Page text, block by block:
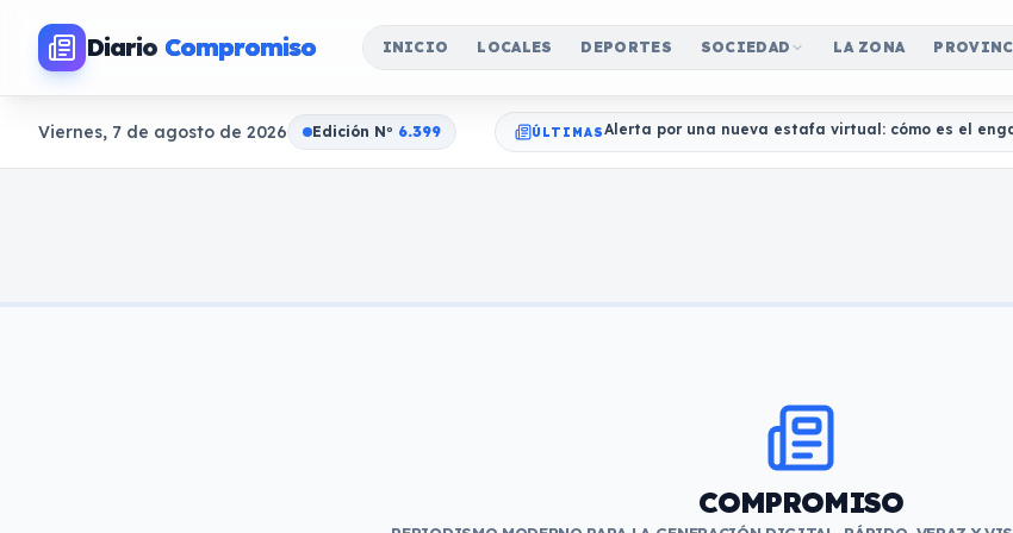
Diario Compromiso INICIO LOCALES DEPORTES SOCIEDAD LA ZONA
Viernes, 7 de agosto de 2026 Edición No 6.399 ÚLTIMASAlerta por una nueva estafa virtual: cómo es el
COMPROMISO